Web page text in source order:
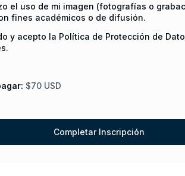
el uso de mi imagen (fotografías o
fines académicos o de difusión.
y acepto la Política de Protección de
$70 USD